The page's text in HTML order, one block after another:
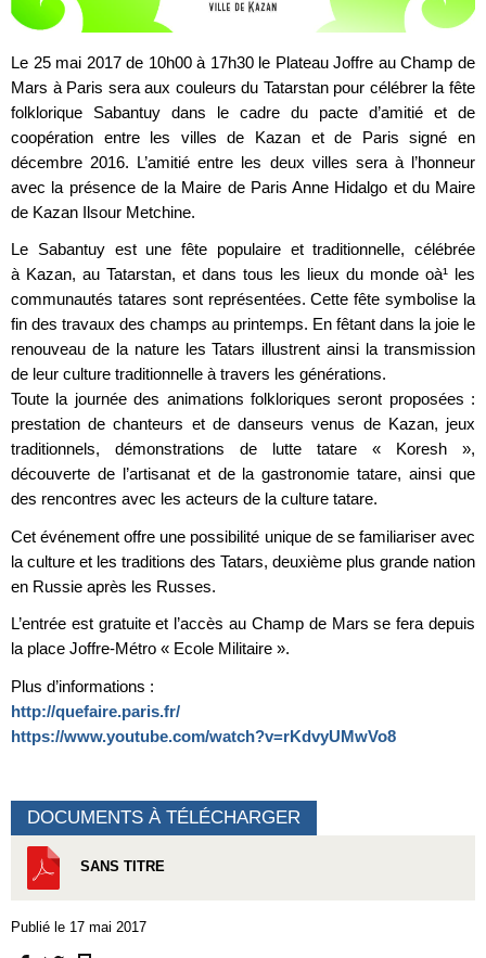
Le 25 mai 2017 de 10h00 à 17h30 le Plateau Joffre au Champ de
Mars à Paris sera aux couleurs du Tatarstan pour célébrer la fête
folklorique Sabantuy dans le cadre du pacte d’amitié et de
coopération entre les villes de Kazan et de Paris signé en
décembre 2016. L’amitié entre les deux villes sera à l’honneur
avec la présence de la Maire de Paris Anne Hidalgo et du Maire
de Kazan Ilsour Metchine.
Le Sabantuy est une fête populaire et traditionnelle, célébrée
à Kazan, au Tatarstan, et dans tous les lieux du monde oà¹ les
communautés tatares sont représentées. Cette fête symbolise la
fin des travaux des champs au printemps. En fêtant dans la joie le
renouveau de la nature les Tatars illustrent ainsi la transmission
de leur culture traditionnelle à travers les générations.
Toute la journée des animations folkloriques seront proposées :
prestation de chanteurs et de danseurs venus de Kazan, jeux
traditionnels, démonstrations de lutte tatare « Koresh »,
découverte de l’artisanat et de la gastronomie tatare, ainsi que
des rencontres avec les acteurs de la culture tatare.
Cet événement offre une possibilité unique de se familiariser avec
la culture et les traditions des Tatars, deuxième plus grande nation
en Russie après les Russes.
L’entrée est gratuite et l’accès au Champ de Mars se fera depuis
la place Joffre-Métro « Ecole Militaire ».
Plus d’informations :
http://quefaire.paris.fr/
https://www.youtube.com/watch?v=rKdvyUMwVo8
DOCUMENTS À TÉLÉCHARGER
SANS TITRE
Publié le 17 mai 2017